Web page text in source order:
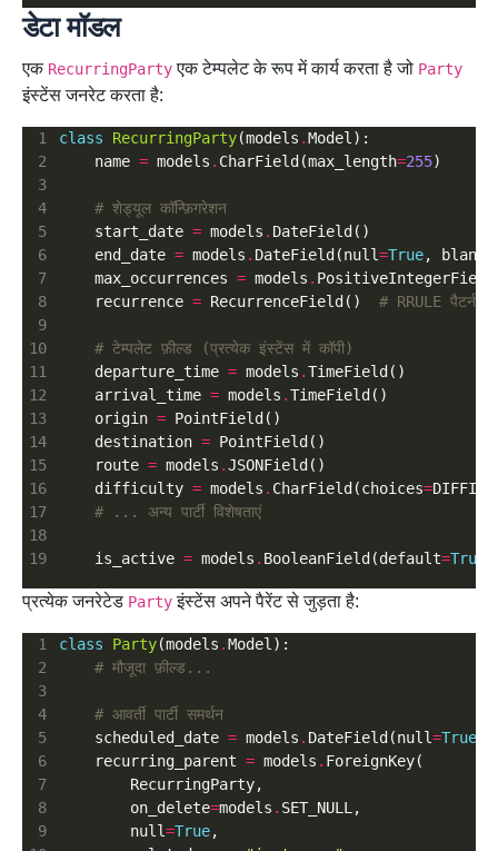
डेटा मॉडल
एक RecurringPartyएक टेम्पलेट के रूप में कार्य करता है जो Party
इंस्टेंस जनरेट करता है:
1
3
4
5
6
7
8
9
10
11
13
14
15
16
17
18
19
class RecurringParty(models .
    name
= models . CharField(max_length=255
# शेड्यूल कॉन्फ़िगरेशन
    start_date
= models .
    end_date
= models . DateField(null=True, blank
    max_occurrences
= models .
    recurrence
= RecurrenceField() # RRULE पैटर्न
# टेम्पलेट फ़ील्ड (प्रत्येक इंस्टेंस में कॉपी)
    departure_time
= models .
    arrival_time
= models .
    origin
=
    destination
=
    route
= models .
    difficulty
= models . CharField(choices=
# ... अन्य पार्टी विशेषताएं
    is_active
= models . BooleanField(default=True
प्रत्येक जनरेटेड Partyइंस्टेंस अपने पैरेंट से जुड़ता है:
1
3
4
5
6
7
8
9
class Party(models .
# मौजूदा फ़ील्ड...
# आवर्ती पार्टी समर्थन
    scheduled_date
= models . DateField(null=True
    recurring_parent
= models .
        on_delete
=models .
        null
=True